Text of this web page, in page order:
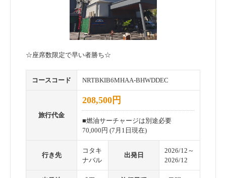
☆座席数限定で早い者勝ち☆
コースコード NRTBKIB6MHAA-BHWDDEC
旅行代金
208,500円
■燃油サーチャージは別途必要
70,000円 (7月1日現在)
行き先
コタキ
ナバル
出発日
2026/12～
2026/12